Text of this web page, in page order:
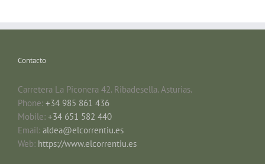
Contacto
Carretera La Piconera 42. Ribadesella. Asturias.
Phone: +34 985 861 436
Mobile: +34 651 582 440
Email: aldea@elcorrentiu.es
Web: https://www.elcorrentiu.es